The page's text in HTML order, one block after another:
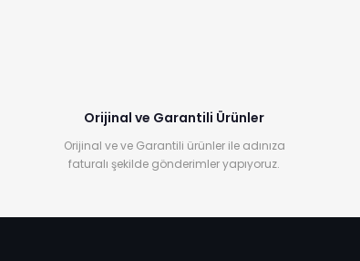
Orijinal ve Garantili Ürünler
Orijinal ve ve Garantili ürünler ile adınıza
faturalı şekilde gönderimler yapıyoruz.